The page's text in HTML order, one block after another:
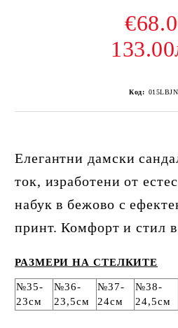
Код:
Елегантни дамски
ток, изработени от
набук в бежово с
принт. Комфорт и стил
РАЗМЕРИ НА СТЕЛКИТЕ
№35-
23см
№36-
23,5см
№37-
24см
№38-
24,5см